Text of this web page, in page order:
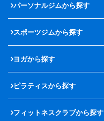
パーソナルジムから探す
スポーツジムから探す
ヨガから探す
ピラティスから探す
フィットネスクラブから探す